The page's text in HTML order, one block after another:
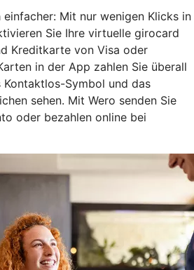
Mit nur wenigen Klicks in
Sie Ihre virtuelle girocard
Kreditkarte von Visa oder
in der App zahlen Sie überall
Symbol und das
sehen. Mit Wero senden Sie
oder bezahlen online bei